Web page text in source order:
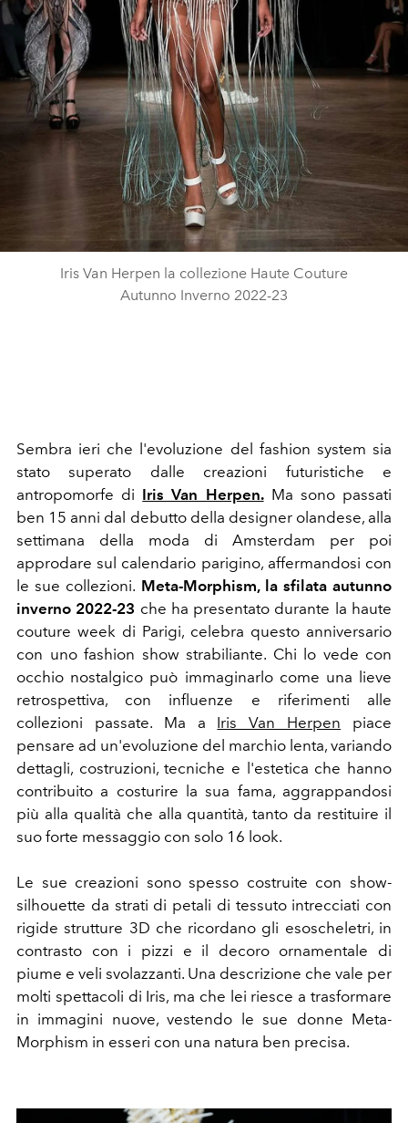
Iris Van Herpen la collezione Haute Couture
Autunno Inverno 2022-23
Sembra ieri che l'evoluzione del fashion system sia
stato superato dalle creazioni futuristiche e
antropomorfe di Iris Van Herpen.Ma sono passati
ben 15 anni dal debutto della designer olandese, alla
settimana della moda di Amsterdam per poi
approdare sul calendario parigino, affermandosi con
le sue collezioni. Meta-Morphism, la sfilata autunno
inverno 2022-23 che ha presentato durante la haute
couture week di Parigi, celebra questo anniversario
con uno fashion show strabiliante. Chi lo vede con
occhio nostalgico può immaginarlo come una lieve
retrospettiva, con influenze e riferimenti alle
collezioni passate. Ma a Iris Van Herpen piace
pensare ad un'evoluzione del marchio lenta, variando
dettagli, costruzioni, tecniche e l'estetica che hanno
contribuito a costurire la sua fama, aggrappandosi
più alla qualità che alla quantità, tanto da restituire il
suo forte messaggio con solo 16 look.
Le sue creazioni sono spesso costruite con show-
silhouette da strati di petali di tessuto intrecciati con
rigide strutture 3D che ricordano gli esoscheletri, in
contrasto con i pizzi e il decoro ornamentale di
piume e veli svolazzanti. Una descrizione che vale per
molti spettacoli di Iris, ma che lei riesce a trasformare
in immagini nuove, vestendo le sue donne Meta-
Morphism in esseri con una natura ben precisa.